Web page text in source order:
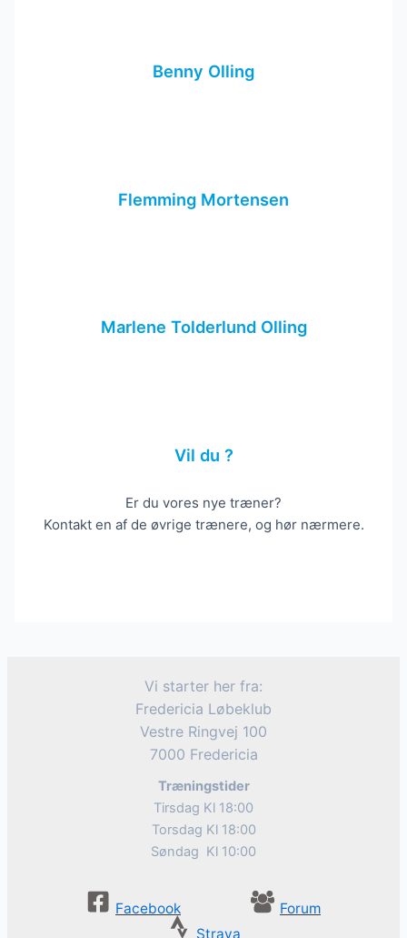
Benny Olling
Flemming Mortensen
Marlene Tolderlund Olling
Vil du ?
Er du vores nye træner?
Kontakt en af de øvrige trænere, og hør nærmere.
Vi starter her fra:
Fredericia Løbeklub
Vestre Ringvej 100
7000 Fredericia
Træningstider
Tirsdag Kl 18:00
Torsdag Kl 18:00
Søndag Kl 10:00
Facebook
Forum
Strava